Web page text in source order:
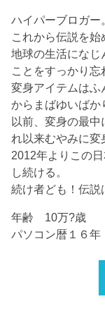
ハイパーブロガー
これから伝説を始
地球の生活になじ
ことをすっかり忘
変身アイテムはふ
からまばゆいばか
以前、変身の最
れ以来むやみに変
2012年よりこの
し続ける。
続け者ども！伝説
年齢 10万?歳
パソコン暦１６年